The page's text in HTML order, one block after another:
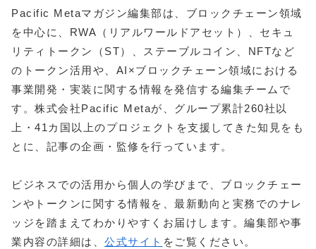
Pacific Metaマガジン編集部は、ブロックチェーン領域
を中心に、RWA（リアルワールドアセット）、セキュ
リティトークン（ST）、ステーブルコイン、NFTなど
のトークン活用や、AI×ブロックチェーン領域における
事業開発・実装に関する情報を発信する編集チームで
す。株式会社Pacific Metaが、グループ累計260社以
上・41カ国以上のプロジェクトを支援してきた知見をも
とに、記事の企画・監修を行っています。
ビジネスでの活用から個人の学びまで、ブロックチェー
ンやトークンに関する情報を、最新動向と実務でのナレ
ッジを踏まえてわかりやすくお届けします。編集部や事
業内容の詳細は、 公式サイト をご覧ください。